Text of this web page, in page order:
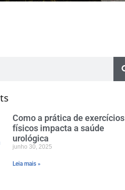
Como a prática de exercícios
físicos impacta a saúde
urológica
junho 30, 2025
Leia mais »